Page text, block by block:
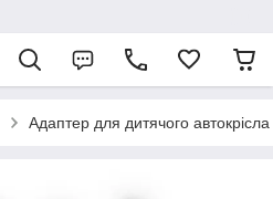
Адаптер для дитячого